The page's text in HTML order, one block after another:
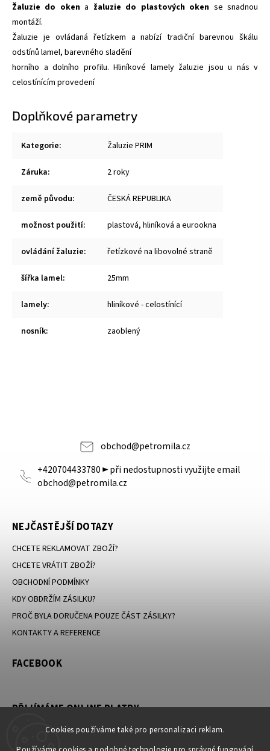
Cookies používáme také pro personalizaci reklam.
Žaluzie do okena žaluzie do plastových oken se snadnou
montáží.
Žaluzie je ovládaná řetízkem a nabízí tradiční barevnou škálu
odstínů lamel, barevného sladění
horního a dolního profilu. Hliníkové lamely žaluzie jsou u nás v
celostínícím provedení
Doplňkové parametry
Kategorie: Žaluzie PRIM
Záruka: 2 roky
země původu: ČESKÁ REPUBLIKA
možnost použití: plastová, hliníková a eurookna
ovládání žaluzie: řetízkové na libovolné straně
šířka lamel: 25mm
lamely: hliníkové - celostínící
nosník: zaoblený
obchod@petromila.cz
+420704433780 ► při nedostupnosti využijte email
obchod@petromila.cz
NEJČASTĚJŠÍ DOTAZY
CHCETE REKLAMOVAT ZBOŽÍ?
CHCETE VRÁTIT ZBOŽÍ?
OBCHODNÍ PODMÍNKY
KDY OBDRŽÍM ZÁSILKU?
PROČ BYLA DORUČENA POUZE ČÁST ZÁSILKY?
KONTAKTY A REFERENCE
FACEBOOK
PŘIJÍMÁME ONLINE PLATBY